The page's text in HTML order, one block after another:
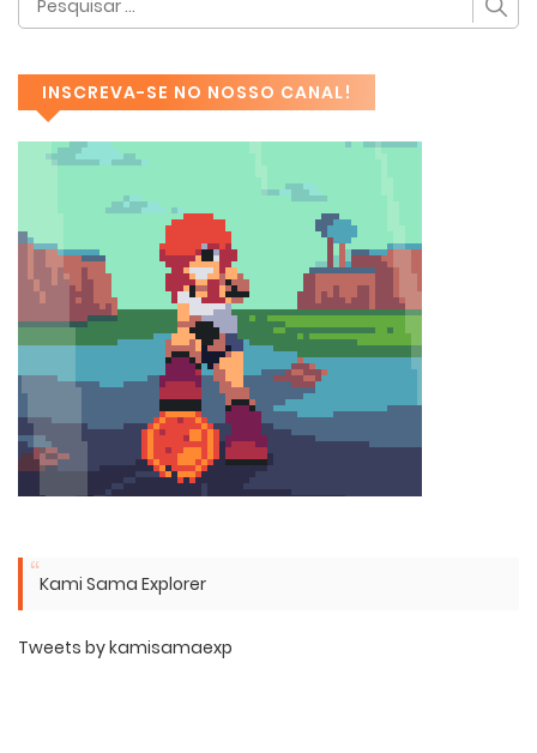
INSCREVA-SE NO NOSSO CANAL!
Kami Sama Explorer
Tweets by kamisamaexp